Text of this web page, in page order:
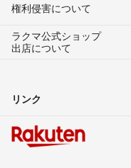
権利侵害について
ラクマ公式ショップ
出店について
リンク